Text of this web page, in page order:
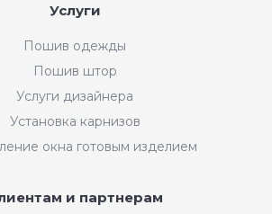
Услуги
Пошив одежды
Пошив штор
Услуги дизайнера
Установка карнизов
окна готовым изделием
и партнерам